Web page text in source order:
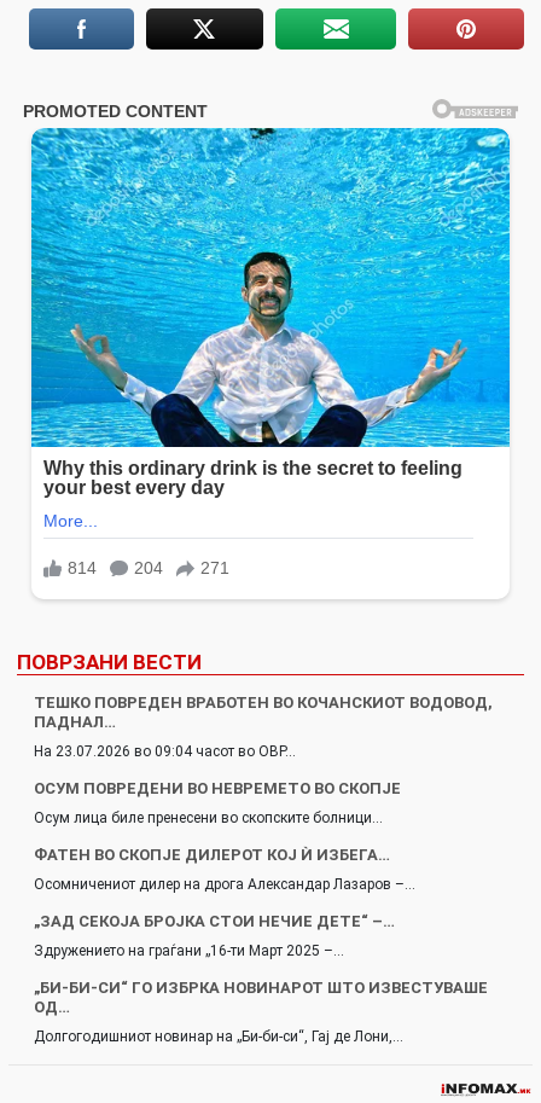
ПОВРЗАНИ ВЕСТИ
ТЕШКО ПОВРЕДЕН ВРАБОТЕН ВО КОЧАНСКИОТ ВОДОВОД,
ПАДНАЛ…
На 23.07.2026 во 09:04 часот во ОВР…
ОСУМ ПОВРЕДЕНИ ВО НЕВРЕМЕТО ВО СКОПЈЕ
Осум лица биле пренесени во скопските болници…
ФАТЕН ВО СКОПЈЕ ДИЛЕРОТ КОЈ Ѝ ИЗБЕГА…
Осомничениот дилер на дрога Александар Лазаров –…
„ЗАД СЕКОЈА БРОЈКА СТОИ НЕЧИЕ ДЕТЕ“ –…
Здружението на граѓани „16-ти Март 2025 –…
„БИ-БИ-СИ“ ГО ИЗБРКА НОВИНАРОТ ШТО ИЗВЕСТУВАШЕ
ОД…
Долгогодишниот новинар на „Би-би-си“, Гај де Лони,…